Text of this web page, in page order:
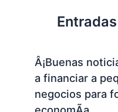
Â¡Buenas
a financiar a
negocios para